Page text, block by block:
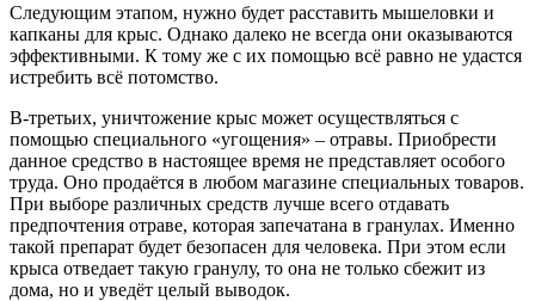
Следующим этапом, нужно будет расставить мышеловки и
капканы для крыс. Однако далеко не всегда они оказываются
эффективными. К тому же с их помощью всё равно не удастся
истребить всё потомство.
В-третьих, уничтожение крыс может осуществляться с
помощью специального «угощения» – отравы. Приобрести
данное средство в настоящее время не представляет особого
труда. Оно продаётся в любом магазине специальных товаров.
При выборе различных средств лучше всего отдавать
предпочтения отраве, которая запечатана в гранулах. Именно
такой препарат будет безопасен для человека. При этом если
крыса отведает такую гранулу, то она не только сбежит из
дома, но и уведёт целый выводок.